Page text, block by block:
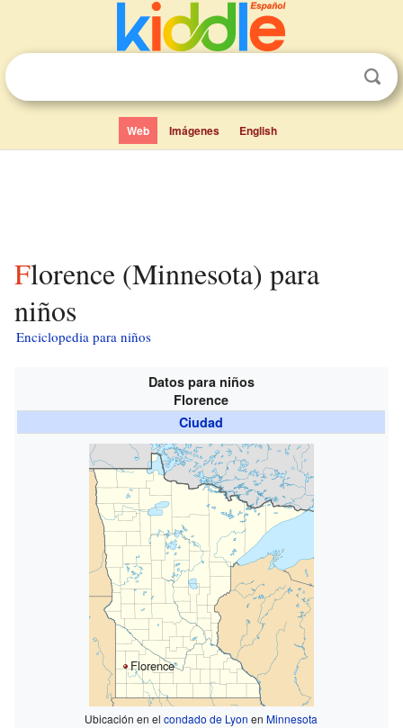
Web Imágenes English
Florence (Minnesota) para
niños
Enciclopedia para niños
Datos para niños
Florence
Ciudad
Florence
Ubicación en elcondado de Lyon enMinnesota